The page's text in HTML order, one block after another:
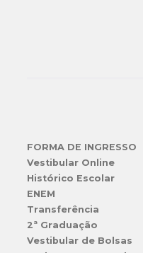
FORMA DE INGRESSO
Vestibular Online
Histórico Escolar
ENEM
Transferência
2ª Graduação
Vestibular de Bolsas